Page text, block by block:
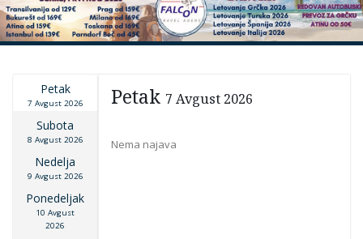
Petak
7 Avgust 2026
Subota
8 Avgust 2026
Nedelja
9 Avgust 2026
Ponedeljak
10 Avgust
2026
Petak 7 Avgust 2026
Nema najava